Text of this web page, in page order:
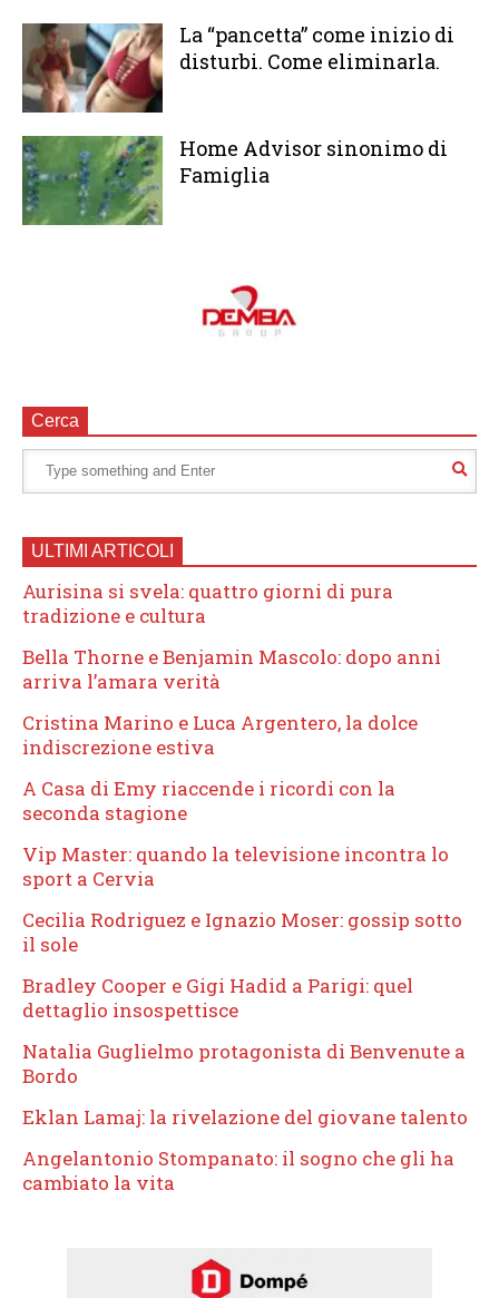
La “pancetta” come inizio di
disturbi. Come eliminarla.
Home Advisor sinonimo di
Famiglia
Cerca
ULTIMI ARTICOLI
Aurisina si svela: quattro giorni di pura
tradizione e cultura
Bella Thorne e Benjamin Mascolo: dopo anni
arriva l’amara verità
Cristina Marino e Luca Argentero, la dolce
indiscrezione estiva
A Casa di Emy riaccende i ricordi con la
seconda stagione
Vip Master: quando la televisione incontra lo
sport a Cervia
Cecilia Rodriguez e Ignazio Moser: gossip sotto
il sole
Bradley Cooper e Gigi Hadid a Parigi: quel
dettaglio insospettisce
Natalia Guglielmo protagonista di Benvenute a
Bordo
Eklan Lamaj: la rivelazione del giovane talento
Angelantonio Stompanato: il sogno che gli ha
cambiato la vita